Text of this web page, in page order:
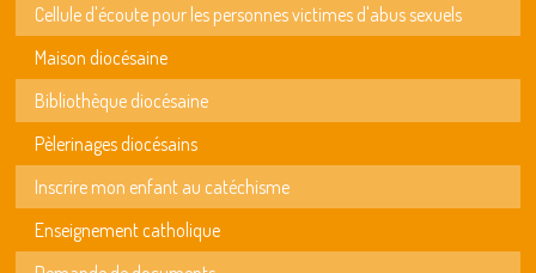
Cellule d'écoute pour les personnes victimes d'abus sexuels
Maison diocésaine
Bibliothèque diocésaine
Pèlerinages diocésains
Inscrire mon enfant au catéchisme
Enseignement catholique